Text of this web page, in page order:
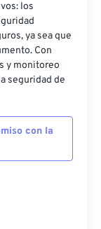
los
ya sea que
Con
y monitoreo
seguridad de
con la